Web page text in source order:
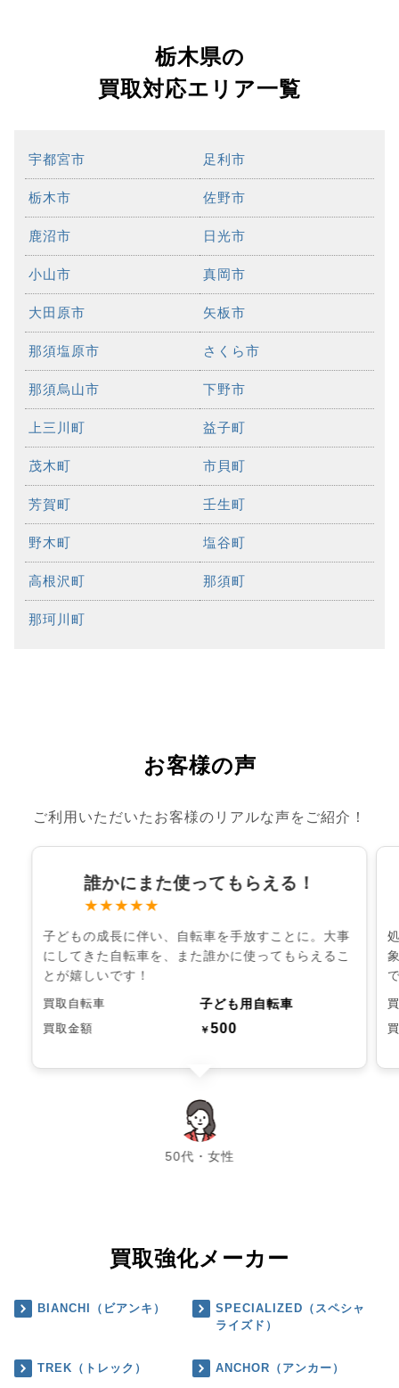
栃木県の
買取対応エリア一覧
宇都宮市 足利市
栃木市 佐野市
鹿沼市 日光市
小山市 真岡市
大田原市 矢板市
那須塩原市 さくら市
那須烏山市 下野市
上三川町 益子町
茂木町 市貝町
芳賀町 壬生町
野木町 塩谷町
高根沢町 那須町
那珂川町
お客様の声
ご利用いただいたお客様のリアルな声をご紹介！
誰かにまた使ってもらえる！
★★★★★
子どもの成長に伴い、自転車を手放すことに。大事
にしてきた自転車を、また誰かに使ってもらえるこ
とが嬉しいです！
買取自転車 子ども用自転車
買取金額 ￥500
50代・女性
chevron_left chevron_right
買取強化メーカー
BIANCHI（ビアンキ）
SPECIALIZED（スペシャ
ライズド）
TREK（トレック） ANCHOR（アンカー）